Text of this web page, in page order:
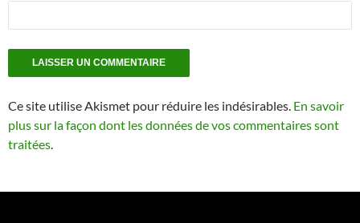
Ce site utilise Akismet pour réduire les indésirables. En savoir
plus sur la façon dont les données de vos commentaires sont
traitées.